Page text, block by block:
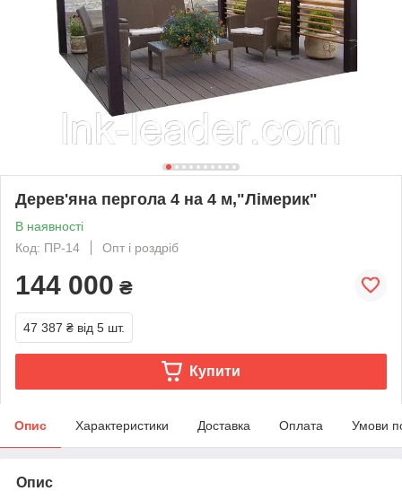
Дерев'яна пергола 4 на 4 м,"Лімерик"
В наявності
Код: ПР-14
Опт і роздріб
144 000 ₴
47 387 ₴ від 5 шт.
Купити
Опис Характеристики Доставка Оплата Умови
Опис